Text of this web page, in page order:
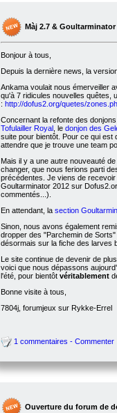
Màj 2.7 & Goultarminator
Bonjour à tous,
Depuis la dernière news, la
Ankama voulait nous émerveiller
qu'à 7 ridicules nouvelles quêtes,
: http://dofus2.org/quetes/
Concernant la refonte des
Tofulailler Royal , le donjon des
suite pour bientôt. Pour ce qui est
attendre que je trouve une team
Mais il y a une autre nouveauté
changer, que nous ferions parti
précédentes. Je viens de
Goultarminator 2012 sur
commentés...).
En attendant, la section
Sinon, nous avons également
dropper des "Parchemin de
désormais sur la fiche des larves
Le site continue de devenir de
voici que nous dépassons
l'été, pour bientôt véritablement
Bonne visite à tous,
7804j, forumjeux sur Rykke-Errel
1 commentaires - Commenter
Ouverture du forum de